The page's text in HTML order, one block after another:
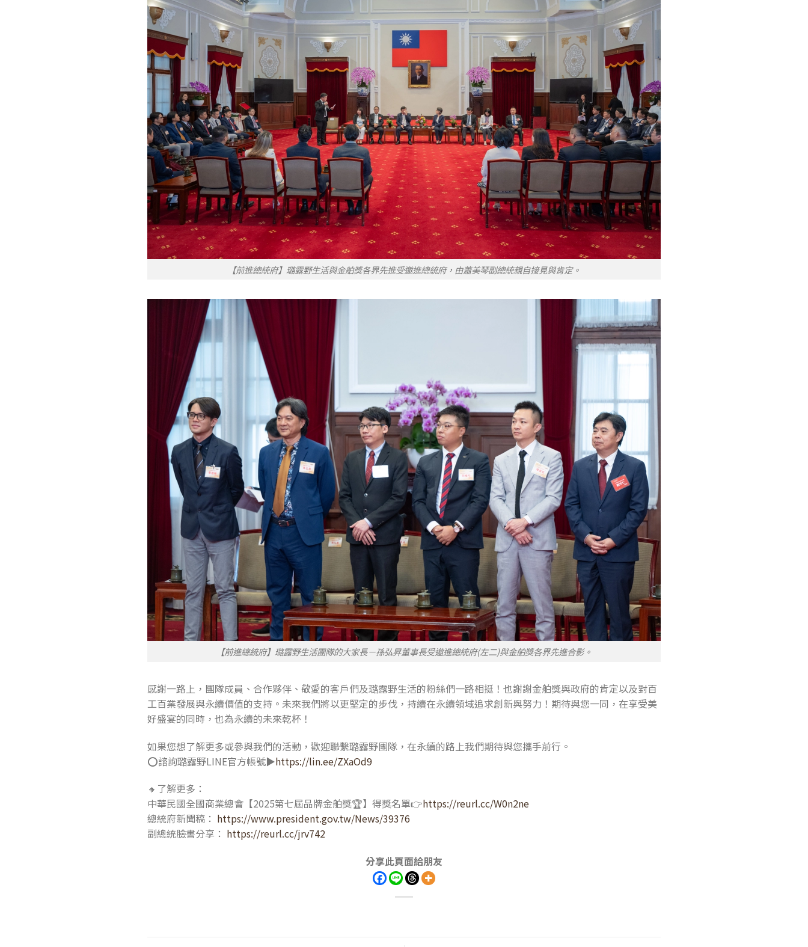
【前進總統府】璐露野生活與金舶獎各界先進受邀進總統府，由蕭美琴副總統親自接見與肯定。
【前進總統府】璐露野生活團隊的大家長－孫弘昇董事長受邀進總統府(左二)與金舶獎各界先進合影。
感謝一路上，團隊成員、合作夥伴、敬愛的客戶們及璐露野生活的粉絲們一路相挺！也謝謝金舶獎與政府的肯定以及對百
工百業發展與永續價值的支持。未來我們將以更堅定的步伐，持續在永續領域追求創新與努力！期待與您一同，在享受美
好盛宴的同時，也為永續的未來乾杯！
如果您想了解更多或參與我們的活動，歡迎聯繫璐露野團隊，在永續的路上我們期待與您攜手前行。
⭕諮詢璐露野LINE官方帳號▶https://lin.ee/ZXaOd9
🔸了解更多：
中華民國全國商業總會【2025第七屆品牌金舶獎🏆】得獎名單👉https://reurl.cc/W0n2ne
總統府新聞稿： https://www.president.gov.tw/News/39376
副總統臉書分享： https://reurl.cc/jrv742
分享此頁面給朋友